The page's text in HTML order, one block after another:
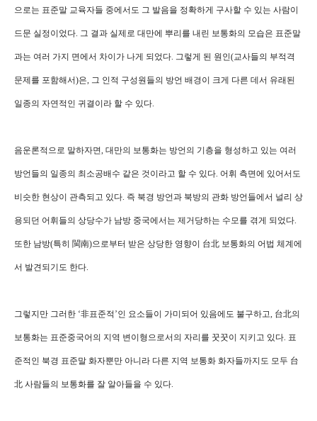
으로는 표준말 교육자들 중에서도 그 발음을 정확하게 구사할 수 있는 사람이
드문 실정이었다. 그 결과 실제로 대만에 뿌리를 내린 보통화의 모습은 표준말
과는 여러 가지 면에서 차이가 나게 되었다. 그렇게 된 원인(교사들의 부적격
문제를 포함해서)은, 그 인적 구성원들의 방언 배경이 크게 다른 데서 유래된
일종의 자연적인 귀결이라 할 수 있다.
음운론적으로 말하자면, 대만의 보통화는 방언의 기층을 형성하고 있는 여러
방언들의 일종의 최소공배수 같은 것이라고 할 수 있다. 어휘 측면에 있어서도
비슷한 현상이 관측되고 있다. 즉 북경 방언과 북방의 관화 방언들에서 널리 상
용되던 어휘들의 상당수가 남방 중국에서는 제거당하는 수모를 겪게 되었다.
또한 남방(특히 閩南)으로부터 받은 상당한 영향이 台北 보통화의 어법 체계에
서 발견되기도 한다.
그렇지만 그러한 ‘非표준적’인 요소들이 가미되어 있음에도 불구하고, 台北의
보통화는 표준중국어의 지역 변이형으로서의 자리를 꿋꿋이 지키고 있다. 표
준적인 북경 표준말 화자뿐만 아니라 다른 지역 보통화 화자들까지도 모두 台
北 사람들의 보통화를 잘 알아들을 수 있다.